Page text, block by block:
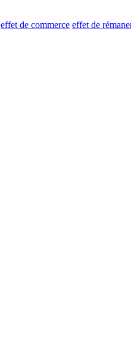
effet de commerce effet de